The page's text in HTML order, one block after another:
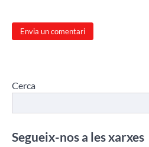
Cerca
Segueix-nos a les xarxes